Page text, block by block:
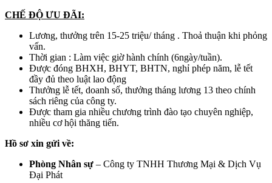
CHẾ ĐỘ ƯU ĐÃI:
Lương, thưởng trên 15-25 triệu/ tháng . Thoả thuận khi phỏng
vấn.
Thời gian : Làm việc giờ hành chính (6ngày/tuần).
Được đóng BHXH, BHYT, BHTN, nghỉ phép năm, lễ tết
đầy đủ theo luật lao động
Thưởng lễ tết, doanh số, thưởng tháng lương 13 theo chính
sách riêng của công ty.
Được tham gia nhiều chương trình đào tạo chuyên nghiệp,
nhiều cơ hội thăng tiến.
Hồ sơ xin gửi về:
Phòng Nhân sự – Công ty TNHH Thương Mại & Dịch Vụ
Đại Phát